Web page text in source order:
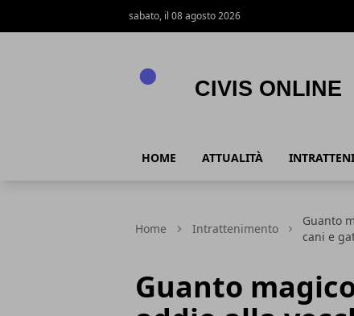
sabato, il 08 agosto 2026
HOME ATTUALITÀ
Home Intrattenimento
Guanto
cani e
Guanto